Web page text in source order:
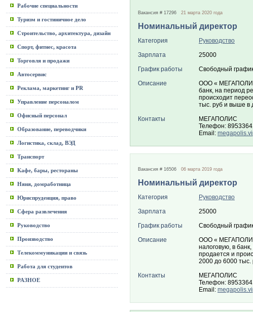
Рабочие специальности
Туризм и гостиничное дело
Строительство, архитектура, дизайн
Спорт, фитнес, красота
Торговля и продажи
Автосервис
Реклама, маркетинг и PR
Управление персоналом
Офисный персонал
Образование, переводчики
Логистика, склад, ВЭД
Транспорт
Кафе, бары, рестораны
Няня, домработница
Юриспруденция, право
Сфера развлечения
Руководство
Производство
Телекоммуникации и связь
Работа для студентов
РАЗНОЕ
Вакансия # 17296 21 марта 2020 года
Номинальный директор
Категория
Руководство
Зарплата
25000
График работы
Свободный
Описание
ООО « МЕГАПОЛИС
банк, на период
происходит
тыс. руб и выше в
Контакты
МЕГАПОЛИС
Телефон:
Email:
Вакансия # 16506 06 марта 2019 года
Номинальный директор
Категория
Руководство
Зарплата
25000
График работы
Свободный
Описание
ООО « МЕГАПОЛИС
налоговую, в
продается и
2000 до 6000 тыс.
Контакты
МЕГАПОЛИС
Телефон:
Email: